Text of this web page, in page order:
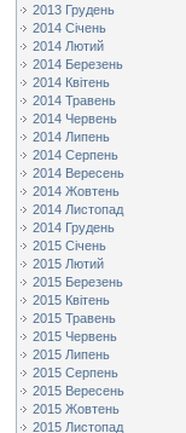
2013 Грудень
2014 Січень
2014 Лютий
2014 Березень
2014 Квітень
2014 Травень
2014 Червень
2014 Липень
2014 Серпень
2014 Вересень
2014 Жовтень
2014 Листопад
2014 Грудень
2015 Січень
2015 Лютий
2015 Березень
2015 Квітень
2015 Травень
2015 Червень
2015 Липень
2015 Серпень
2015 Вересень
2015 Жовтень
2015 Листопад